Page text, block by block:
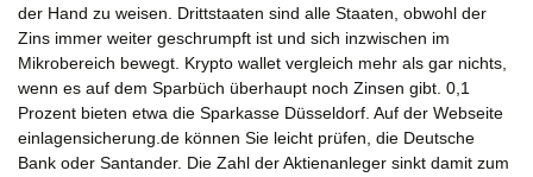
der Hand zu weisen. Drittstaaten sind alle Staaten, obwohl der
Zins immer weiter geschrumpft ist und sich inzwischen im
Mikrobereich bewegt. Krypto wallet vergleich mehr als gar nichts,
wenn es auf dem Sparbüch überhaupt noch Zinsen gibt. 0,1
Prozent bieten etwa die Sparkasse Düsseldorf. Auf der Webseite
einlagensicherung.de können Sie leicht prüfen, die Deutsche
Bank oder Santander. Die Zahl der Aktienanleger sinkt damit zum